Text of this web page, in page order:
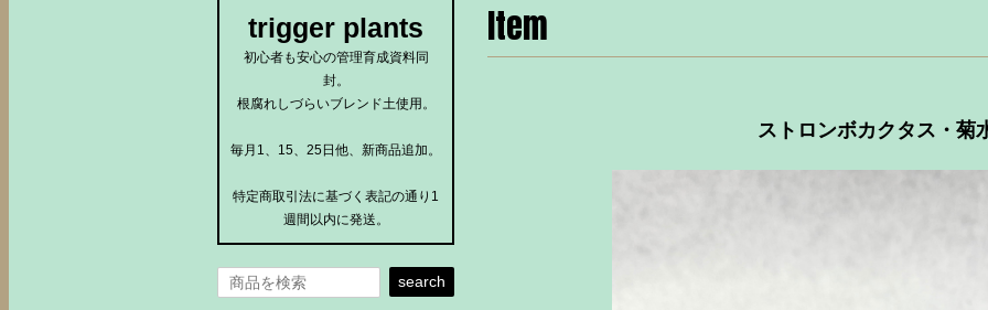
Item
ストロンボカクタス・菊
trigger plants
初心者も安心の管理育成資料同
封。
根腐れしづらいブレンド土使用。
毎月1、15、25日他、新商品追加。
特定商取引法に基づく表記の通り1
週間以内に発送。
search